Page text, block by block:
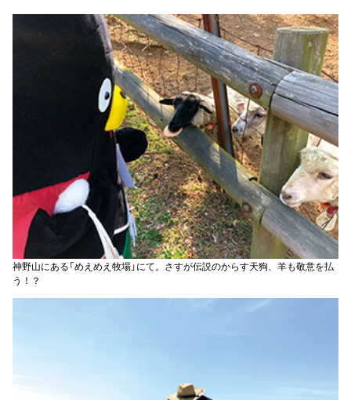
神野山にある「めえめえ牧場」にて。さすが伝説のからす天狗、羊も敬意を払
う！？